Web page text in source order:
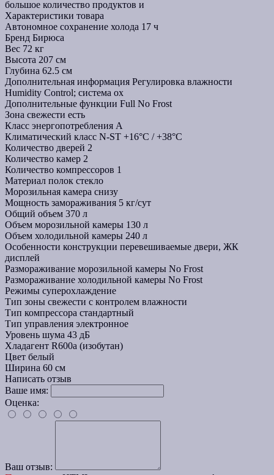
большое количество продуктов и
Характеристики товара
Автономное сохранение холода 17 ч
Бренд Бирюса
Вес 72 кг
Высота 207 см
Глубина 62.5 см
Дополнительная информация Регулировка влажности
Humidity Control; система ох
Дополнительные функции Full No Frost
Зона свежести есть
Класс энергопотребления A
Климатический класс N-ST +16°C / +38°C
Количество дверей 2
Количество камер 2
Количество компрессоров 1
Материал полок стекло
Морозильная камера снизу
Мощность замораживания 5 кг/сут
Общий объем 370 л
Объем морозильной камеры 130 л
Объем холодильной камеры 240 л
Особенности конструкции перевешиваемые двери, ЖК
дисплей
Размораживание морозильной камеры No Frost
Размораживание холодильной камеры No Frost
Режимы суперохлаждение
Тип зоны свежести с контролем влажности
Тип компрессора стандартный
Тип управления электронное
Уровень шума 43 дБ
Хладагент R600a (изобутан)
Цвет белый
Ширина 60 см
Написать отзыв
Ваше имя:
Оценка:
Ваш отзыв: